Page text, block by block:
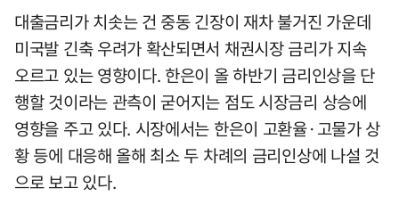
대출금리가 치솟는 건 중동 긴장이 재차 불거진 가운데
미국발 긴축 우려가 확산되면서 채권시장 금리가 지속
오르고 있는 영향이다. 한은이 올 하반기 금리인상을 단
행할 것이라는 관측이 굳어지는 점도 시장금리 상승에
영향을 주고 있다. 시장에서는 한은이 고환율·고물가 상
황 등에 대응해 올해 최소 두 차례의 금리인상에 나설 것
으로 보고 있다.